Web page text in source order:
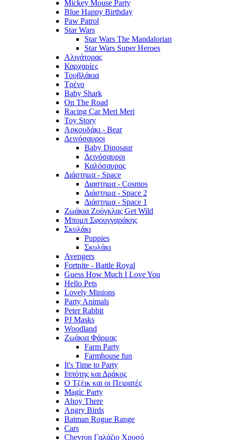
Mickey Mouse Party
Blue Happy Birthday
Paw Patrol
Star Wars
Star Wars The Mandalorian
Star Wars Super Heroes
Αλιγάτορας
Καρχαρίες
Τουβλάκια
Τρένο
Baby Shark
On The Road
Racing Car Meri Meri
Toy Story
Αρκουδάκι - Bear
Δεινόσαυροι
Baby Dinosaur
Δεινόσαυροι
Καλόσαυρος
Διάστημα - Space
Διαστημα - Cosmos
Διάστημα - Space 2
Διάστημα - Space 1
Ζωάκια Ζούγκλας Get Wild
Μπομπ Σφουγγαράκης
Σκυλάκι
Puppies
Σκυλάκι
Avengers
Fortnite - Battle Royal
Guess How Much I Love You
Hello Pets
Lovely Minions
Party Animals
Peter Rabbit
PJ Masks
Woodland
Ζωάκια Φάρμας
Farm Party
Farmhouse fun
It's Time to Party
Ιππότης και Δράκος
Ο Τζέικ και οι Πειρατές
Magic Party
Ahoy There
Angry Birds
Batman Rogue Range
Cars
Chevron Γαλάζιο Χρυσό